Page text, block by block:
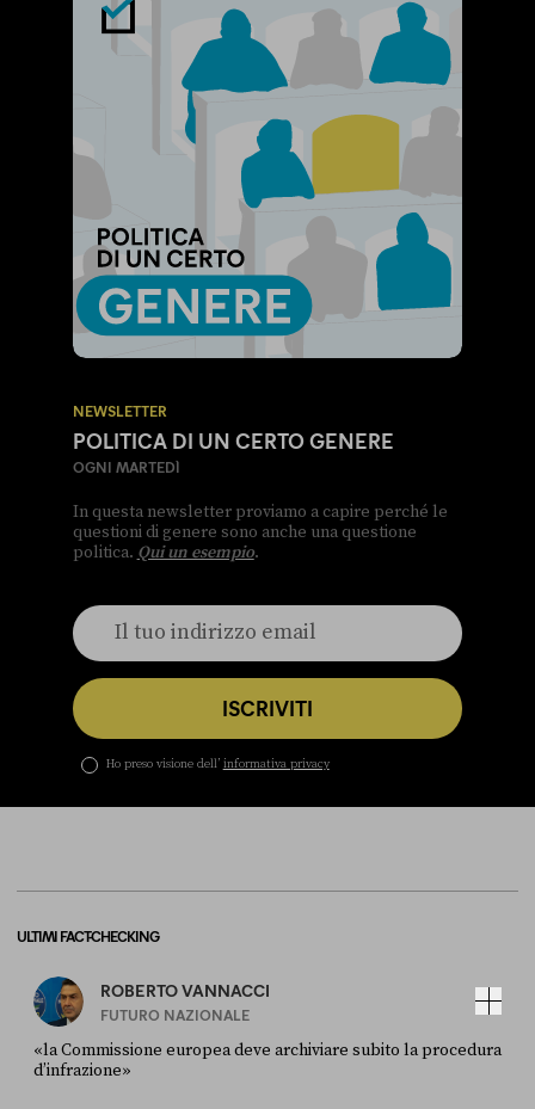
NEWSLETTER
POLITICA DI UN CERTO GENERE
OGNI MARTEDÌ
In questa newsletter proviamo a capire perché le
questioni di genere sono anche una questione
politica. Qui un esempio.
ISCRIVITI
Ho preso visione dell’ informativa privacy
ULTIMI FACT-CHECKING
ROBERTO VANNACCI
FUTURO NAZIONALE
«la Commissione europea deve archiviare subito la procedura
d’infrazione»